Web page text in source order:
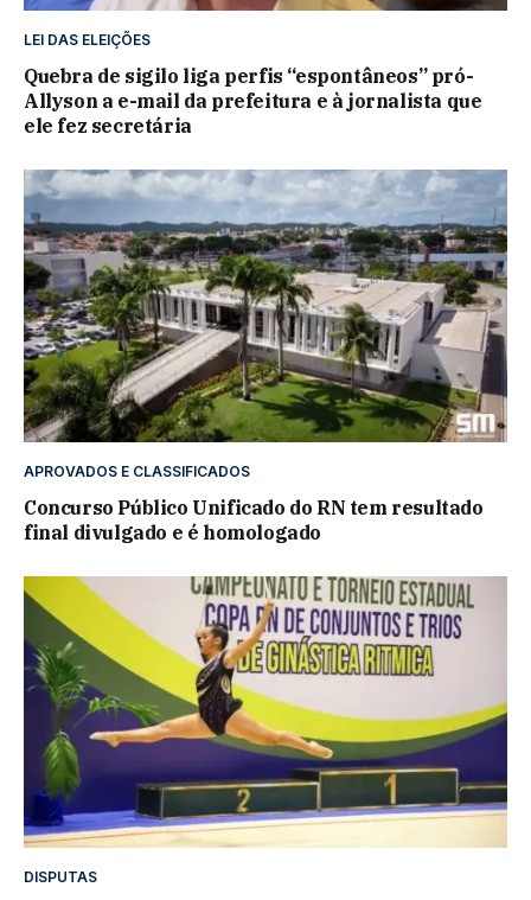
LEI DAS ELEIÇÕES
Quebra de sigilo liga perfis “espontâneos” pró-
Allyson a e-mail da prefeitura e à jornalista que
ele fez secretária
APROVADOS E CLASSIFICADOS
Concurso Público Unificado do RN tem resultado
final divulgado e é homologado
DISPUTAS